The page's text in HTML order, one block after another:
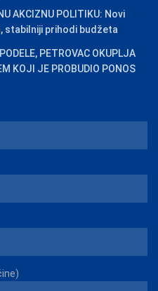
AKCIZNU POLITIKU: Novi
stabilniji prihodi budžeta
PETROVAC OKUPLJA
KOJI JE PROBUDIO PONOS